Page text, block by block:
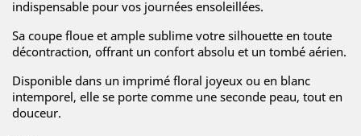
indispensable pour vos journées ensoleillées.
Sa coupe floue et ample sublime votre silhouette en toute
décontraction, offrant un confort absolu et un tombé aérien.
Disponible dans un imprimé floral joyeux ou en blanc
intemporel, elle se porte comme une seconde peau, tout en
douceur.